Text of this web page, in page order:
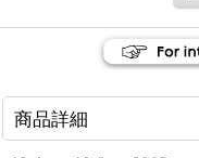
商品詳細